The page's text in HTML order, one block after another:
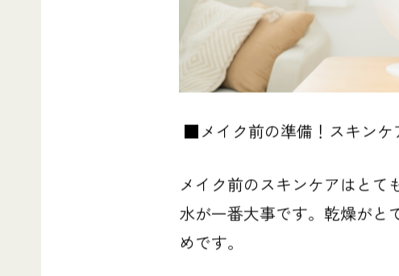
■メイク前の準備！スキンケ
メイク前のスキンケアはと
水が一番大事です。乾燥がと
めです。